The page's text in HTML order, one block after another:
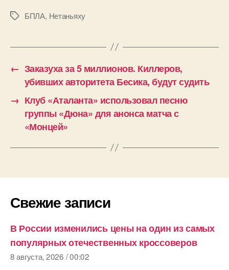
МеткиБПЛА, Нетаньяху
← Заказуха за 5 миллионов. Киллеров,
убивших авторитета Бесика, будут судить
→ Клуб «Аталанта» использовал песню
группы «Дюна» для анонса матча с
«Монцей»
Свежие записи
В России изменились цены на один из самых
популярных отечественных кроссоверов
8 августа, 2026 / 00:02